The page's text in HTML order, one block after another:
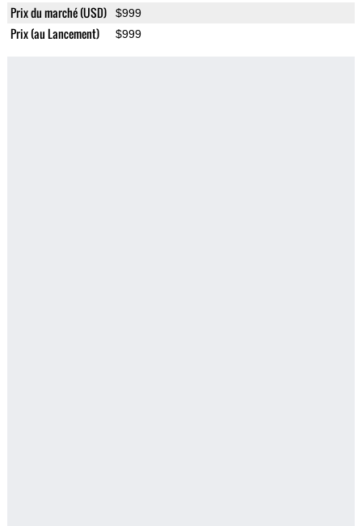
Prix du marché (USD) $999
Prix (au Lancement) $999